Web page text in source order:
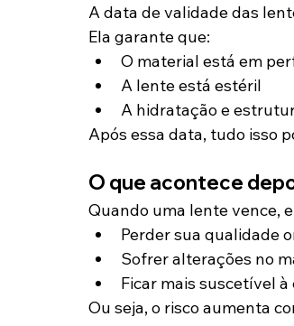
A data de validade das
Ela garante que:
O material está em
A lente está estéril
A hidratação e
Após essa data, tudo isso
O que acontece
Quando uma lente vence,
Perder sua qualidade
Sofrer alterações no
Ficar mais suscetível
Ou seja, o risco aumenta